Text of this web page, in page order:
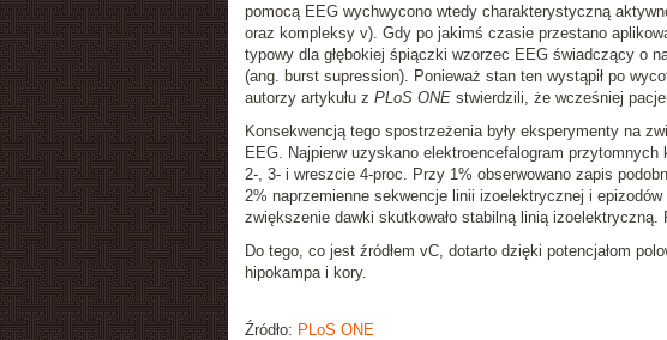
pomocą EEG wychwycono wtedy charakterystyczną
oraz kompleksy v). Gdy po jakimś czasie przestano
typowy dla głębokiej śpiączki wzorzec EEG świadczący o
(ang. burst supression). Ponieważ stan ten wystąpił po
autorzy artykułu z PLoS ONEstwierdzili, że wcześniej
Konsekwencją tego spostrzeżenia były eksperymenty na
EEG. Najpierw uzyskano elektroencefalogram
2-, 3- i wreszcie 4-proc. Przy 1% obserwowano zapis
2% naprzemienne sekwencje linii izoelektrycznej i
zwiększenie dawki skutkowało stabilną linią
Do tego, co jest źródłem vC, dotarto dzięki potencjałom
hipokampa i kory.
Źródło: PLoS ONE